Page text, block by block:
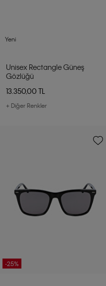
Yeni
Unisex Rectangle Güneş
Gözlüğü
13.350,00 TL
+ Diğer Renkler
-25%